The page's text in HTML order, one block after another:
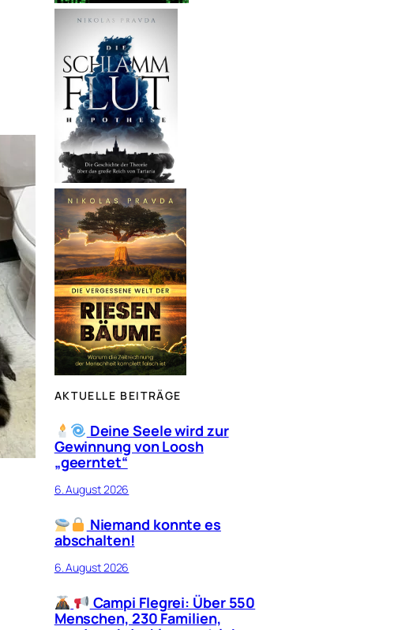
AKTUELLE BEITRÄGE
Deine Seele wird zur
Gewinnung von Loosh
„geerntet“
6. August 2026
Niemand konnte es
abschalten!
6. August 2026
Campi Flegrei: Über 550
Menschen, 230 Familien,